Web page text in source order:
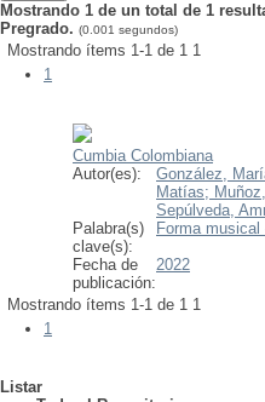
Mostrando 1 de un total de 1
Pregrado. (0.001 segundos)
Mostrando ítems 1-1 de 1 1
1
Cumbia Colombiana
Autor(es):
González,
Matías;
Sepúlveda,
Palabra(s)
clave(s):
Forma
Fecha de
publicación:
2022
Mostrando ítems 1-1 de 1 1
1
Listar